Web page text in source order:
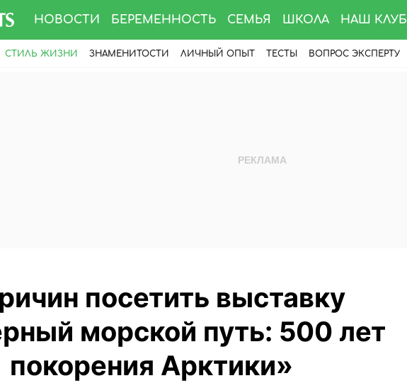
НОВОСТИ БЕРЕМЕННОСТЬ СЕМЬЯ ШКОЛА НАШ КЛУБ
СТИЛЬ ЖИЗНИ ЗНАМЕНИТОСТИ ЛИЧНЫЙ ОПЫТ ТЕСТЫ ВОПРОС ЭКСПЕРТУ
посетить выставку
морской путь: 500 лет
покорения Арктики»